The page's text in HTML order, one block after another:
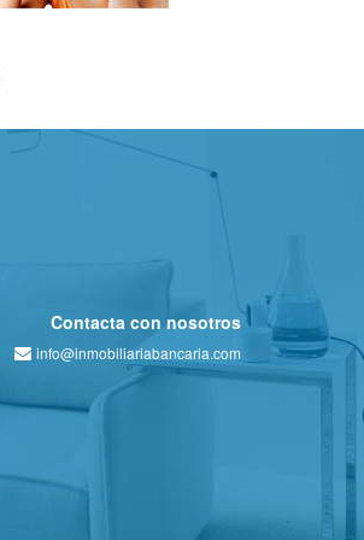
Contacta con nosotros
info@inmobiliariabancaria.com